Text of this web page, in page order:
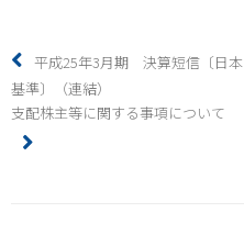
平成25年3月期 決算短信〔日本
基準〕（連結）
支配株主等に関する事項について